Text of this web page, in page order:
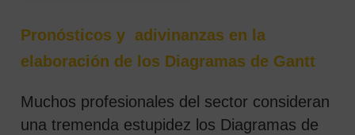
Pronósticos y adivinanzas en la
elaboración de los Diagramas de Gantt
Muchos profesionales del sector consideran
una tremenda estupidez los Diagramas de